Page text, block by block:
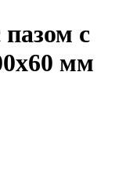
с
мм